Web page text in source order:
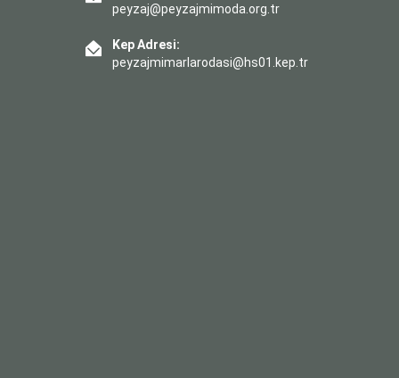
peyzaj@peyzajmimoda.org.tr
Kep Adresi:
peyzajmimarlarodasi@hs01.kep.tr